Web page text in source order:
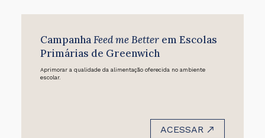
CampanhaFeed me Betterem Escolas
Primárias de Greenwich
Aprimorar a qualidade da alimentação oferecida no ambiente
escolar.
ACESSAR